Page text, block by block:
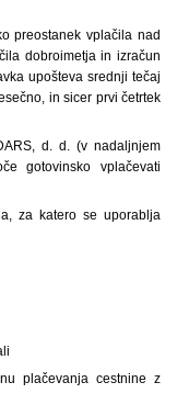
preostanek vplačila nad
dobroimetja in izračun
upošteva srednji tečaj
in sicer prvi četrtek
d. d. (v nadaljnjem
gotovinsko vplačevati
za katero se uporablja
plačevanja cestnine z